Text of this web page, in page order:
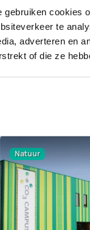
gebruiken cookies
te
adverteren en
of die ze
Natuur